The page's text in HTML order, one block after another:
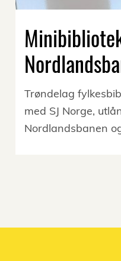
Trøndelag
med SJ Norge,
Nordlandsbanen